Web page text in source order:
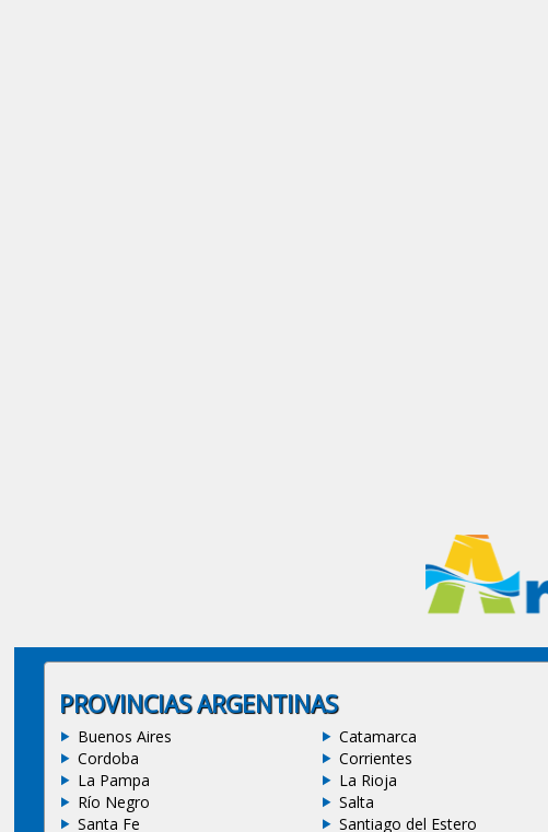
PROVINCIAS ARGENTINAS
Buenos Aires Catamarca
Cordoba
Corrientes
La Pampa
La Rioja
Río Negro
Salta
Santa Fe
Santiago del Estero